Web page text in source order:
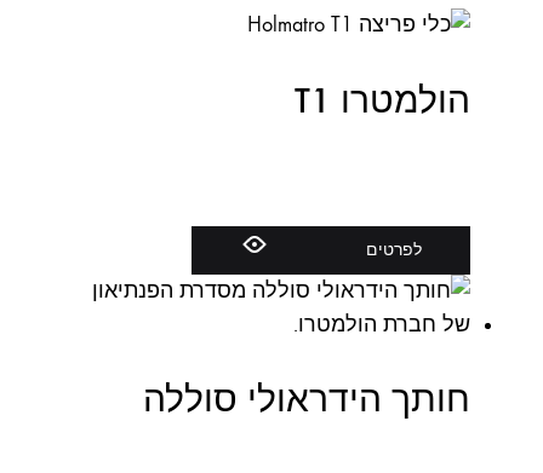
הולמטרו T1
לפרטים
חותך הידראולי סוללה